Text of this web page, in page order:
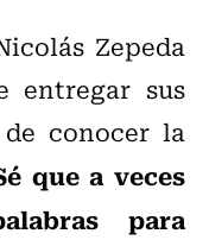
Zepeda
entregar sus
conocer la
que a veces
para